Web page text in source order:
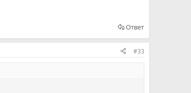
Ответ
#33